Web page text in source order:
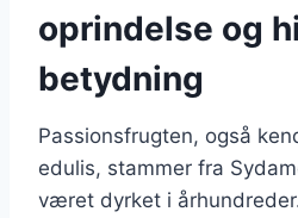
oprindelse og
betydning
Passionsfrugten, også
edulis, stammer fra
været dyrket i